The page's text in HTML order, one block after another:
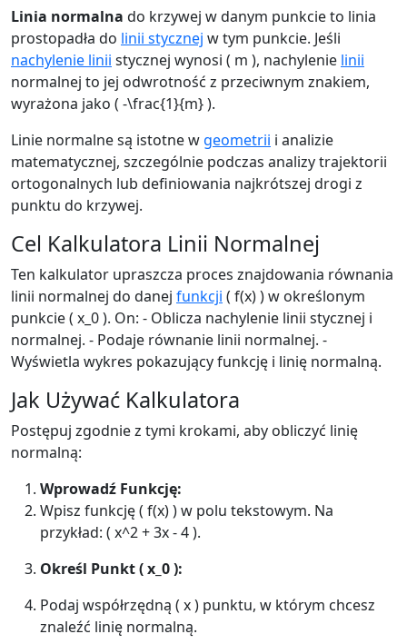
Linia normalna do krzywej w danym punkcie to linia
prostopadła do linii stycznej w tym punkcie. Jeśli
nachylenie linii stycznej wynosi ( m ), nachylenie linii
normalnej to jej odwrotność z przeciwnym znakiem,
wyrażona jako ( -\frac{1}{m} ).
Linie normalne są istotne w geometrii i analizie
matematycznej, szczególnie podczas analizy trajektorii
ortogonalnych lub definiowania najkrótszej drogi z
punktu do krzywej.
Cel Kalkulatora Linii Normalnej
Ten kalkulator upraszcza proces znajdowania równania
linii normalnej do danej funkcji ( f(x) ) w określonym
punkcie ( x_0 ). On: - Oblicza nachylenie linii stycznej i
normalnej. - Podaje równanie linii normalnej. -
Wyświetla wykres pokazujący funkcję i linię normalną.
Jak Używać Kalkulatora
Postępuj zgodnie z tymi krokami, aby obliczyć linię
normalną:
Wprowadź Funkcję:
Wpisz funkcję ( f(x) ) w polu tekstowym. Na
przykład: ( x^2 + 3x - 4 ).
Określ Punkt ( x_0 ):
Podaj współrzędną ( x ) punktu, w którym chcesz
znaleźć linię normalną.